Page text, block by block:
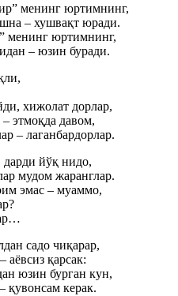
менинг юртимнинг,
– хушвақт юради.
менинг юртимнинг,
– юзин буради.
хижолат дорлар,
этмоқда давом,
– лаганбардорлар.
дарди йўқ нидо,
мудом жаранглар.
эмас – муаммо,
садо чиқарар,
аёвсиз қарсак:
юзин бурган кун,
қувонсам керак.